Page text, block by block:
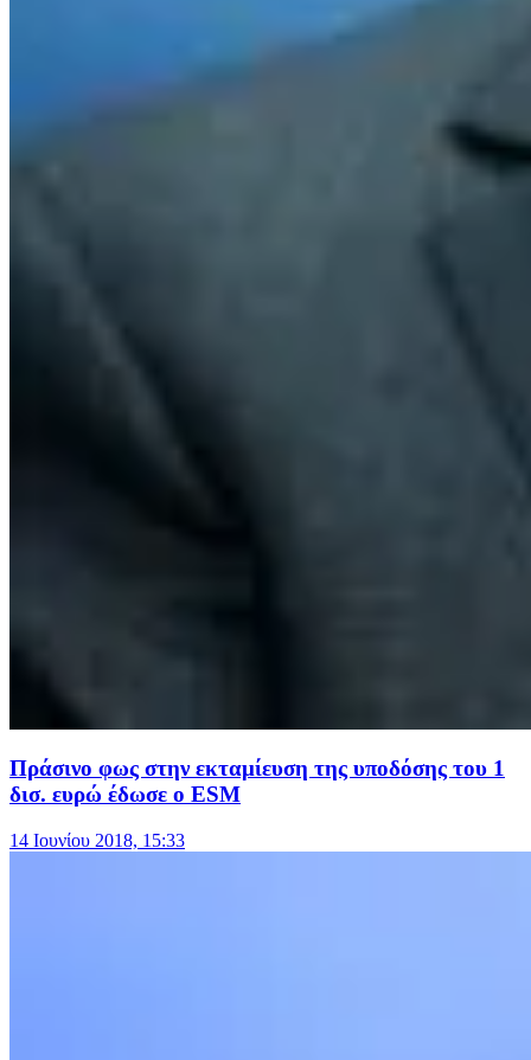
Πράσινο φως στην εκταμίευση της υποδόσης του 1
δισ. ευρώ έδωσε ο ESM
14 Ιουνίου 2018, 15:33